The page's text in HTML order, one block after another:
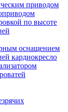
приводом
по высоте
оснащением
кардиокресло